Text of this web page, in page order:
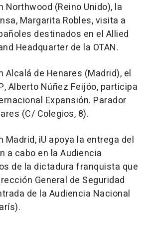
Northwood (Reino Unido), la
Margarita Robles, visita a
destinados en el Allied
Headquarter de la OTAN.
Alcalá de Henares (Madrid), el
Alberto Núñez Feijóo, participa
Expansión. Parador
(C/ Colegios, 8).
Madrid, iU apoya la entrega del
a cabo en la Audiencia
de la dictadura franquista que
General de Seguridad
de la Audiencia Nacional